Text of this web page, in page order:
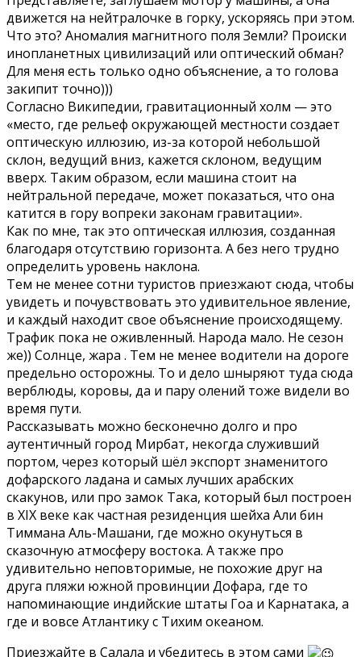
движется на нейтралочке в горку, ускоряясь при этом.
Что это? Аномалия магнитного поля Земли? Происки
инопланетных цивилизаций или оптический обман?
Для меня есть только одно объяснение, а то голова
закипит точно)))
Согласно Википедии, гравитационный холм — это
«место, где рельеф окружающей местности создает
оптическую иллюзию, из-за которой небольшой
склон, ведущий вниз, кажется склоном, ведущим
вверх. Таким образом, если машина стоит на
нейтральной передаче, может показаться, что она
катится в гору вопреки законам гравитации».
Как по мне, так это оптическая иллюзия, созданная
благодаря отсутствию горизонта. А без него трудно
определить уровень наклона.
Тем не менее сотни туристов приезжают сюда, чтобы
увидеть и почувствовать это удивительное явление,
и каждый находит свое объяснение происходящему.
Трафик пока не оживленный. Народа мало. Не сезон
же)) Солнце, жара . Тем не менее водители на дороге
предельно осторожны. То и дело шныряют туда сюда
верблюды, коровы, да и пару олений тоже видели во
время пути.
Рассказывать можно бесконечно долго и про
аутентичный город Мирбат, некогда служивший
портом, через который шёл экспорт знаменитого
дофарского ладана и самых лучших арабских
скакунов, или про замок Така, который был построен
в XIX веке как частная резиденция шейха Али бин
Тиммана Аль-Машани, где можно окунуться в
сказочную атмосферу востока. А также про
удивительно неповторимые, не похожие друг на
друга пляжи южной провинции Дофара, где то
напоминающие индийские штаты Гоа и Карнатака, а
где и вовсе Атлантику с Тихим океаном.
Приезжайте в Салала и убедитесь в этом сами